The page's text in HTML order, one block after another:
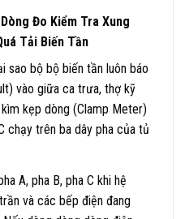
Đo Kiểm Tra Xung
Tải Biến Tần
sao bộ bộ biến tần luôn báo
vào giữa ca trưa, thợ kỹ
kẹp dòng (Clamp Meter)
chạy trên ba dây pha của tủ
A, pha B, pha C khi hệ
và các bếp điện đang